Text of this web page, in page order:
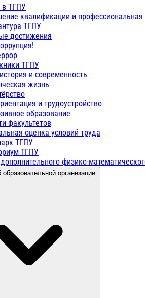
в ТГПУ
квалификации и профессиональная
ТГПУ
достижения
ТГПУ
и современность
жизнь
и трудоустройство
образование
факультетов
оценка условий труда
ТГПУ
ТГПУ
физико-
организации